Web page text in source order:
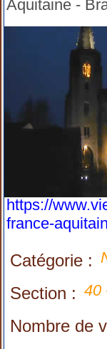
Aquitaine -
https://
france-
Catégorie :
Section : 40
Nombre de